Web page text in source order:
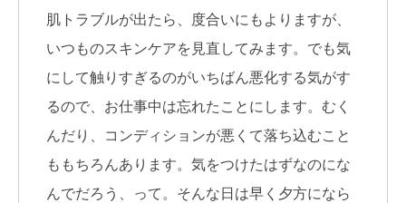
肌トラブルが出たら、度合いにもよりますが、
いつものスキンケアを見直してみます。でも気
にして触りすぎるのがいちばん悪化する気がす
るので、お仕事中は忘れたことにします。むく
んだり、コンディションが悪くて落ち込むこと
ももちろんあります。気をつけたはずなのにな
んでだろう、って。そんな日は早く夕方になら